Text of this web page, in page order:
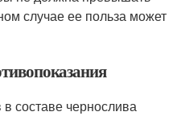
случае ее польза может
составе чернослива